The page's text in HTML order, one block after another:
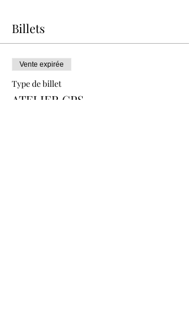
Billets
Vente expirée
Type de billet
ATELIER GPS